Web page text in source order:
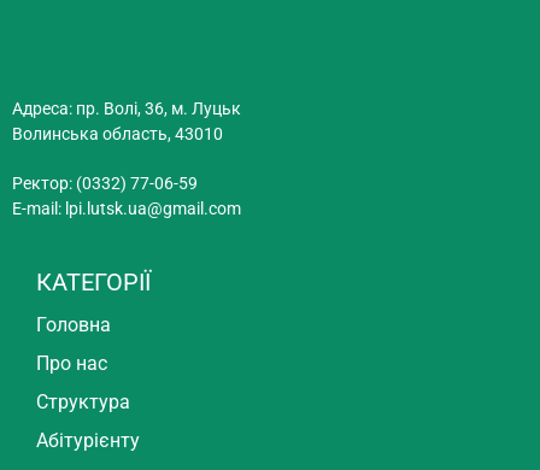
Адреса: пр. Волі, 36, м. Луцьк
Волинська область, 43010
Ректор: (0332) 77-06-59
E-mail: lpi.lutsk.ua@gmail.com
КАТЕГОРІЇ
Головна
Про нас
Структура
Абітурієнту